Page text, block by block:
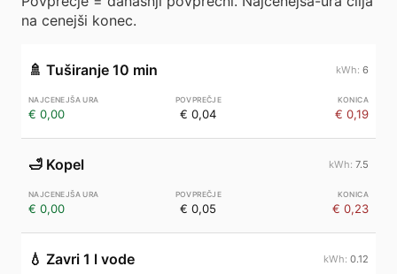
na cenejši konec.
🚿 Tuširanje 10 min 6
€ 0,00 € 0,04 € 0,19
🛁 Kopel 7.5
€ 0,00 € 0,05 € 0,23
💧 Zavri 1 l vode 0.12